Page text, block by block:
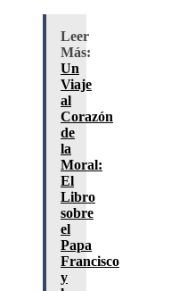
Leer
Más:
Un
Viaje
al
Corazón
de
la
Moral:
El
Libro
sobre
el
Papa
Francisco
y